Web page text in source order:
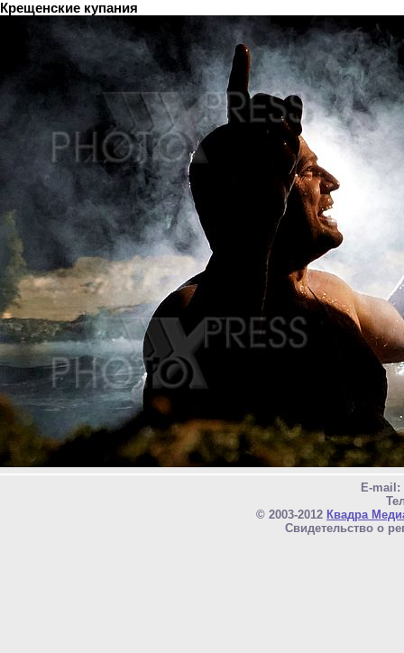
Крещенские купания
E-mail:
© 2003-2012 Квадра
Свидетельство о